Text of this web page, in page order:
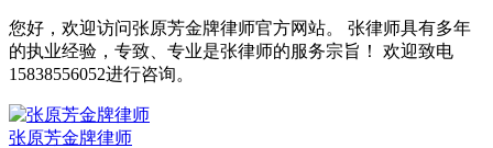
您好，欢迎访问张原芳金牌律师官方网站。 张律师具有多年
的执业经验，专致、专业是张律师的服务宗旨！ 欢迎致电
15838556052进行咨询。
张原芳金牌律师